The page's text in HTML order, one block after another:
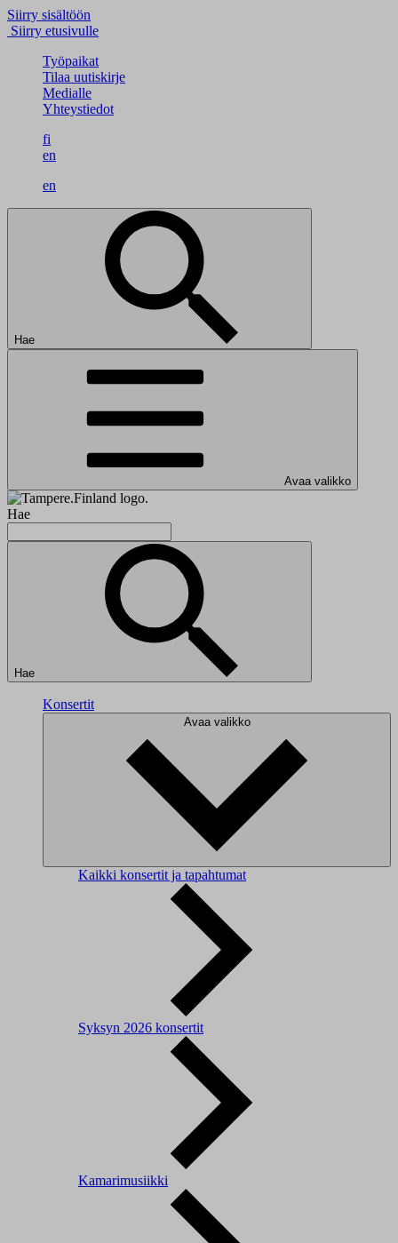
Siirry sisältöön
Siirry etusivulle
Työpaikat
Tilaa uutiskirje
Medialle
Yhteystiedot
fi
en
en
Hae
Avaa valikko
Hae
Hae
Konsertit
Avaa valikko
Kaikki konsertit ja tapahtumat
Syksyn 2026 konsertit
Kamarimusiikki